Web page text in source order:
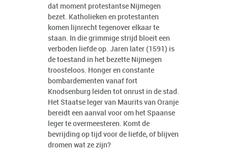
dat moment protestantse Nijmegen
bezet. Katholieken en protestanten
komen lijnrecht tegenover elkaar te
staan. In die grimmige strijd bloeit een
verboden liefde op. Jaren later (1591) is
de toestand in het bezette Nijmegen
troosteloos. Honger en constante
bombardementen vanaf fort
Knodsenburg leiden tot onrust in de stad.
Het Staatse leger van Maurits van Oranje
bereidt een aanval voor om het Spaanse
leger te overmeesteren. Komt de
bevrijding op tijd voor de liefde, of blijven
dromen wat ze zijn?